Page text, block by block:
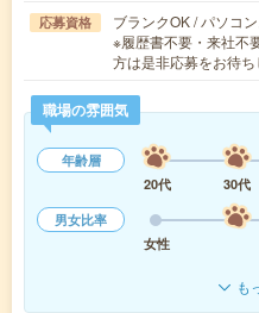
応募資格
ブランクOK / パソコ
※履歴書不要・来社不
方は是非応募をお待
職場の雰囲気
年齢層
20代
30代
男女比率
女性
も